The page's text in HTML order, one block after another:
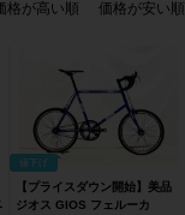
格が高い順 価格が安い順
値下げ
【プライスダウン開始】美品
ジオス GIOS フェルーカ